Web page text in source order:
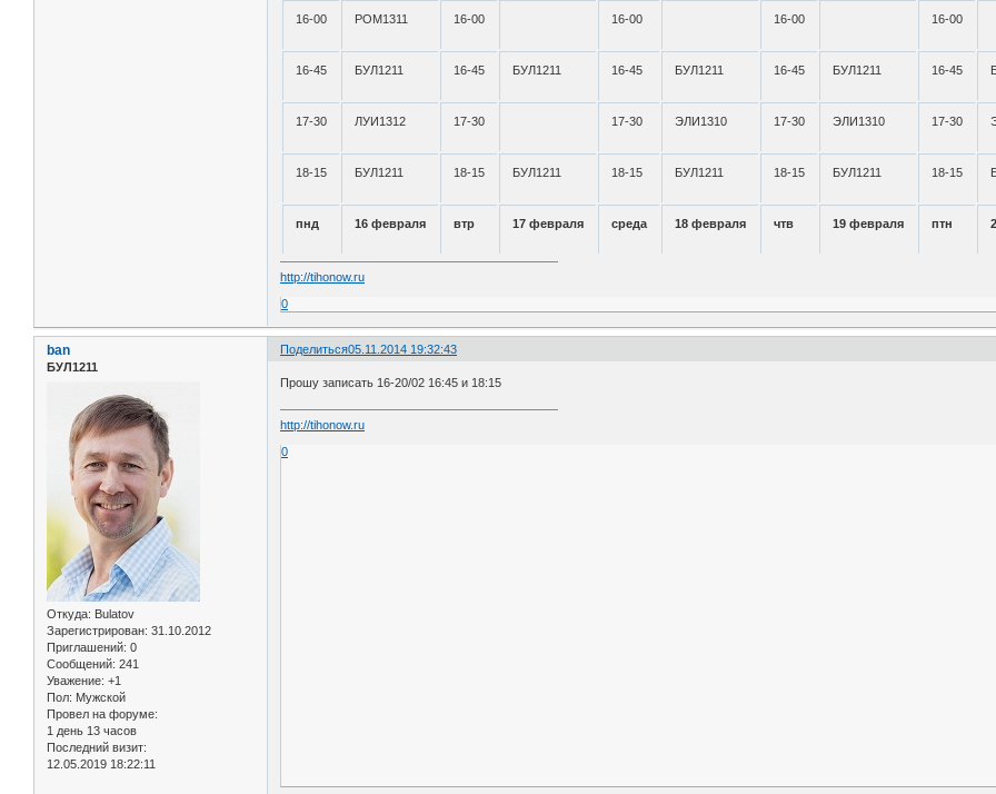
16-00 РОМ1311 16-00 16-00 16-00 16-00
16-45 БУЛ1211 16-45 БУЛ1211 16-45 БУЛ1211 16-45 БУЛ1211 16-45
17-30 ЛУИ1312 17-30 17-30 ЭЛИ1310 17-30 ЭЛИ1310 17-30
18-15 БУЛ1211 18-15 БУЛ1211 18-15 БУЛ1211 18-15 БУЛ1211 18-15
пнд 16 февраля втр 17 февраля среда 18 февраля чтв 19 февраля птн
http://tihonow.ru
0
Поделиться05.11.2014 19:32:43
ban
БУЛ1211
Откуда: Bulatov
Зарегистрирован: 31.10.2012
Приглашений: 0
Сообщений: 241
Уважение: +1
Пол: Мужской
Провел на форуме:
1 день 13 часов
Последний визит:
12.05.2019 18:22:11
Прошу записать 16-20/02 16:45 и 18:15
http://tihonow.ru
0